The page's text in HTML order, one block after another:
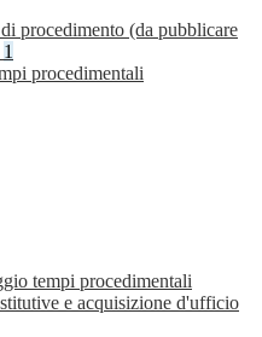
procedimento (da pubblicare
1
procedimentali
tempi procedimentali
e acquisizione d'ufficio